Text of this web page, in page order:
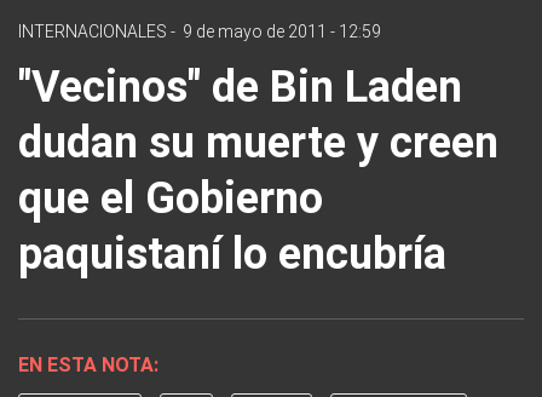
INTERNACIONALES - 9 de mayo de 2011 - 12:59
"Vecinos" de Bin Laden
dudan su muerte y creen
que el Gobierno
paquistaní lo encubría
EN ESTA NOTA: